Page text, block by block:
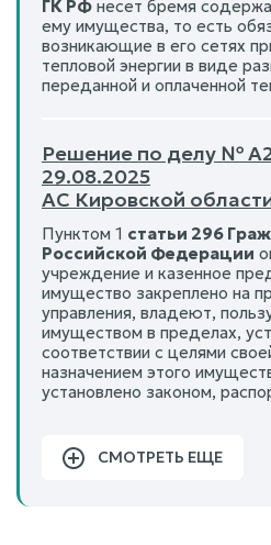
ГК РФ несет бремя
ему имущества, то есть
возникающие в его сетях
тепловой энергии в виде
переданной и оплаченной
Решение по делу №
29.08.2025
АС Кировской
Пунктом 1 статьи 296
Российской Федерации
учреждение и казенное
имущество закреплено на
управления, владеют,
имуществом в пределах,
соответствии с целями
назначением этого
установлено законом,
СМОТРЕТЬ ЕЩЕ